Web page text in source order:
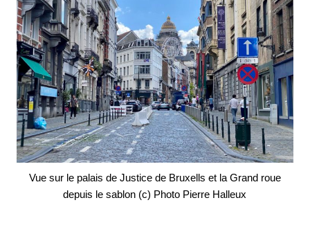
Vue sur le palais de Justice de Bruxells et la Grand roue
depuis le sablon (c) Photo Pierre Halleux